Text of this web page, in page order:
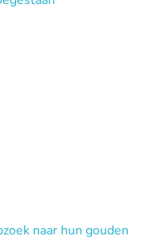
naar hun gouden